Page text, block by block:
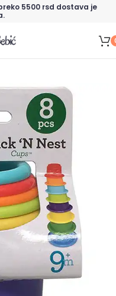
5500 rsd dostava je